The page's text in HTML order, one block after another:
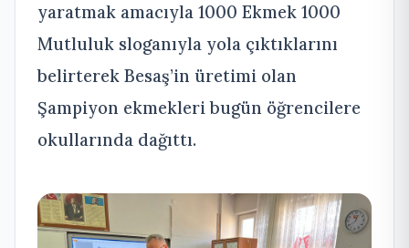
yaratmak amacıyla 1000 Ekmek 1000
Mutluluk sloganıyla yola çıktıklarını
belirterek Besaş’in üretimi olan
Şampiyon ekmekleri bugün öğrencilere
okullarında dağıttı.